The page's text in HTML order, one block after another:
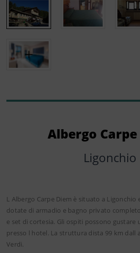
Albergo
Ligonchio
L Albergo Carpe Diem è situato a Ligonchio
dotate di armadio e bagno privato
e set di cortesia. Gli ospiti possono gustare
presso l hotel. La struttura dista 99 km dall
Verdi.